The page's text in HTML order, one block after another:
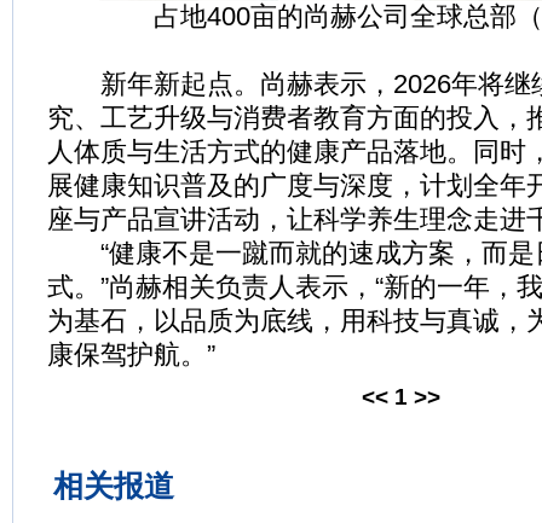
占地400亩的尚赫公司全球总部
新年新起点。尚赫表示，2026年将继
究、工艺升级与消费者教育方面的投入，
人体质与生活方式的健康产品落地。同时
展健康知识普及的广度与深度，计划全年
座与产品宣讲活动，让科学养生理念走进
“健康不是一蹴而就的速成方案，而是
式。”尚赫相关负责人表示，“新的一年，
为基石，以品质为底线，用科技与真诚，
康保驾护航。”
<< 1 >>
相关报道